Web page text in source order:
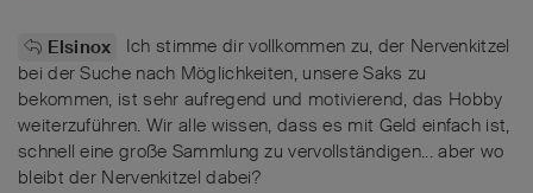
Elsinox
Ich stimme dir vollkommen zu, der Nervenkitzel
bei der Suche nach Möglichkeiten, unsere Saks zu
bekommen, ist sehr aufregend und motivierend, das Hobby
weiterzuführen. Wir alle wissen, dass es mit Geld einfach ist,
schnell eine große Sammlung zu vervollständigen... aber wo
bleibt der Nervenkitzel dabei?